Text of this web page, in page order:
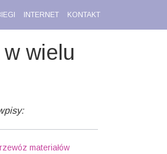
INTERNET KONTAKT
wielu
materiałów